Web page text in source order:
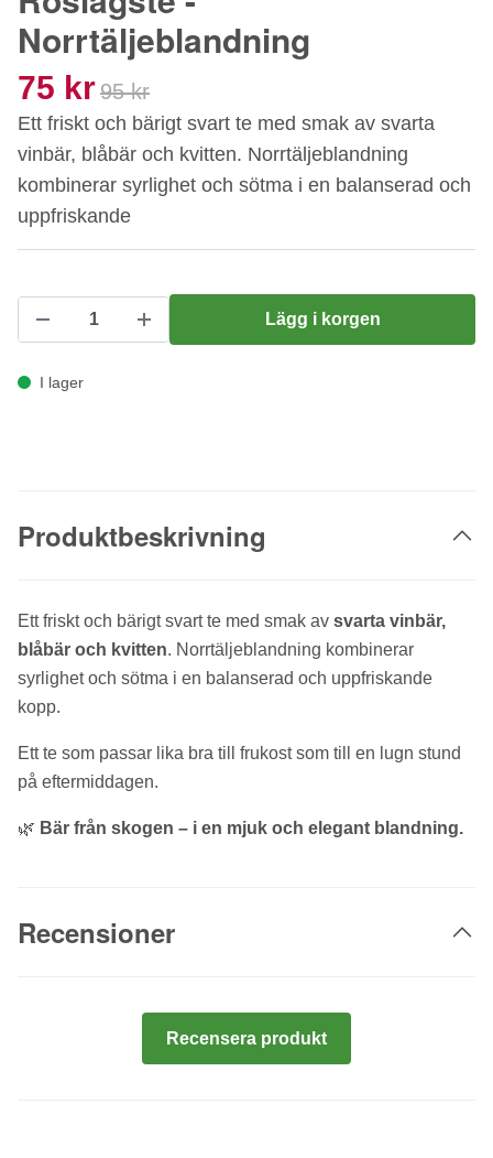
Norrtäljeblandning
75 kr95 kr
Ett friskt och bärigt svart te med smak av svarta
vinbär, blåbär och kvitten. Norrtäljeblandning
kombinerar syrlighet och sötma i en balanserad och
uppfriskande
Lägg i korgen
I lager
Produktbeskrivning
Ett friskt och bärigt svart te med smak av svarta vinbär,
blåbär och kvitten. Norrtäljeblandning kombinerar
syrlighet och sötma i en balanserad och uppfriskande
kopp.
Ett te som passar lika bra till frukost som till en lugn stund
på eftermiddagen.
🌿 Bär från skogen – i en mjuk och elegant blandning.
Recensioner
Recensera produkt